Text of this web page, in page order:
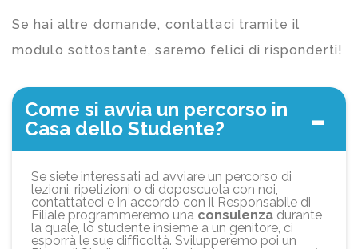
Se hai altre domande, contattaci tramite il
modulo sottostante, saremo felici di risponderti!
Come si avvia un percorso in
Casa dello Studente?
Se siete interessati ad avviare un percorso di
lezioni, ripetizioni o di doposcuola con noi,
contattateci e in accordo con il Responsabile di
Filiale programmeremo una consulenza durante
la quale, lo studente insieme a un genitore, ci
esporrà le sue difficoltà. Svilupperemo poi un